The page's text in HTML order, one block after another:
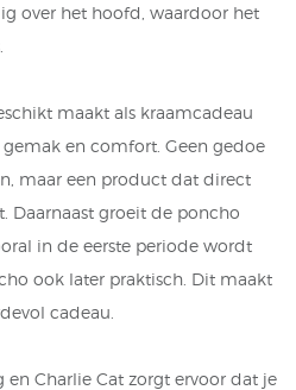
over het hoofd, waardoor het
maakt als kraamcadeau
en comfort. Geen gedoe
maar een product dat direct
Daarnaast groeit de poncho
in de eerste periode wordt
ook later praktisch. Dit maakt
cadeau.
en Charlie Cat zorgt ervoor dat je